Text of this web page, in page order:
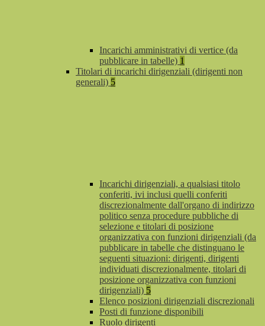
Incarichi amministrativi di vertice (da
pubblicare in tabelle) 1
Titolari di incarichi dirigenziali (dirigenti non
generali) 5
Incarichi dirigenziali, a qualsiasi titolo
conferiti, ivi inclusi quelli conferiti
discrezionalmente dall'organo di indirizzo
politico senza procedure pubbliche di
selezione e titolari di posizione
organizzativa con funzioni dirigenziali (da
pubblicare in tabelle che distinguano le
seguenti situazioni: dirigenti, dirigenti
individuati discrezionalmente, titolari di
posizione organizzativa con funzioni
dirigenziali) 5
Elenco posizioni dirigenziali discrezionali
Posti di funzione disponibili
Ruolo dirigenti